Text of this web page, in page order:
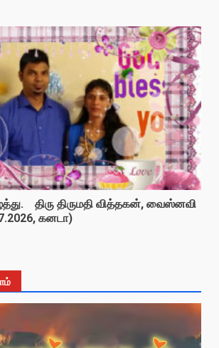
திரு திருமதி வித்தகன், வைஸ்னவி
கனடா)